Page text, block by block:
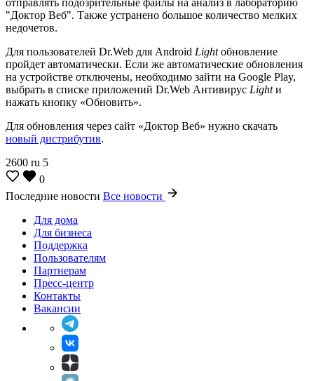
"Доктор Веб". Также устранено большое количество мелких
недочетов.
Для пользователей Dr.Web для Android Lightобновление
пройдет автоматически. Если же автоматические обновления
на устройстве отключены, необходимо зайти на Google Play,
выбрать в списке приложений Dr.Web Антивирус Lightи
нажать кнопку «Обновить».
Для обновления через сайт «Доктор Веб» нужно скачать
новый дистрибутив.
2600 ru 5
0
Последние новости Все новости
Для дома
Для бизнеса
Поддержка
Пользователям
Партнерам
Пресс-центр
Контакты
Вакансии